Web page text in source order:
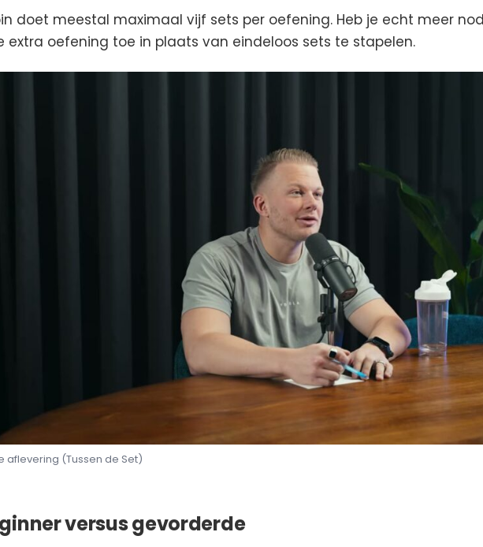
doet meestal maximaal vijf sets per oefening. Heb je echt meer
extra oefening toe in plaats van eindeloos sets te stapelen.
aflevering (Tussen de Set)
versus gevorderde